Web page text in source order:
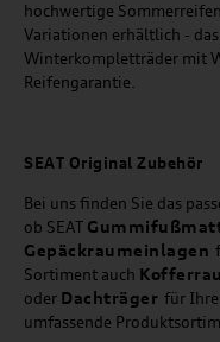
hochwertige
Variationen erhältlich -
Winterkompletträder mit
Reifengarantie.
SEAT Original Zubehör
Bei uns finden Sie das
ob SEAT
Gepäckraumeinlagen
Sortiment auch
oder Dachträger für
umfassende